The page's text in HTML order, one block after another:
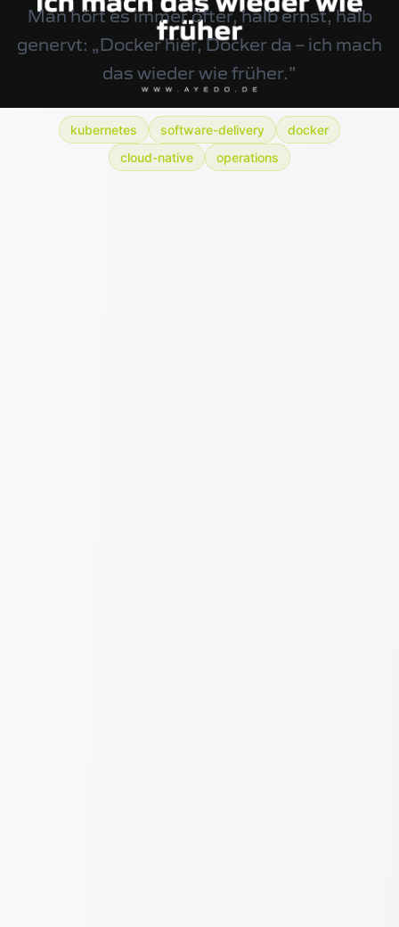
Man hört es immer öfter, halb ernst, halb
genervt: „Docker hier, Docker da – ich mach
das wieder wie früher."
kubernetes software-delivery
docker
cloud-native
operations